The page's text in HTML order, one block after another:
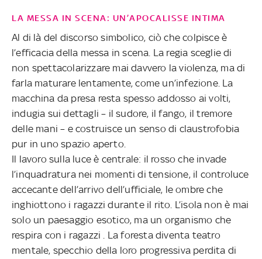
LA MESSA IN SCENA: UN’APOCALISSE INTIMA
Al di là del discorso simbolico, ciò che colpisce è
l’efficacia della messa in scena. La regia sceglie di
non spettacolarizzare mai davvero la violenza, ma di
farla maturare lentamente, come un’infezione. La
macchina da presa resta spesso addosso ai volti,
indugia sui dettagli – il sudore, il fango, il tremore
delle mani – e costruisce un senso di claustrofobia
pur in uno spazio aperto.
Il lavoro sulla luce è centrale: il rosso che invade
l’inquadratura nei momenti di tensione, il controluce
accecante dell’arrivo dell’ufficiale, le ombre che
inghiottono i ragazzi durante il rito. L’isola non è mai
solo un paesaggio esotico, ma un organismo che
respira con i ragazzi . La foresta diventa teatro
mentale, specchio della loro progressiva perdita di